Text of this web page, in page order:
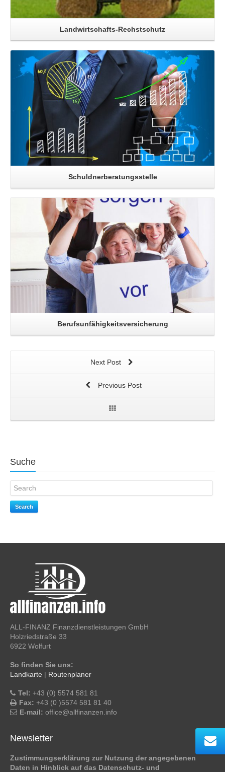
Landwirtschafts-Rechstschutz
Read More
Schuldnerberatungsstelle
Read More
Berufsunfähigkeitsversicherung
Next Post
Previous Post
Suche
Search
ALL-FINANZ Finanzdienstleistungen GmbH
Holzriedstraße 33
6922 Wolfurt
So finden Sie uns:
Landkarte | Routenplaner
Tel: +43 (0) 5574 581 81
Fax: +43 (0 )5574 581 81 40
E-mail: office@allfinanzen.info
Newsletter
Zustimmungserklärung zur Nutzung der angegebenen
Daten in Hinblick auf das Datenschutz- und